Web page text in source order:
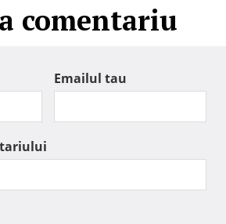
comentariu
Emailul tau